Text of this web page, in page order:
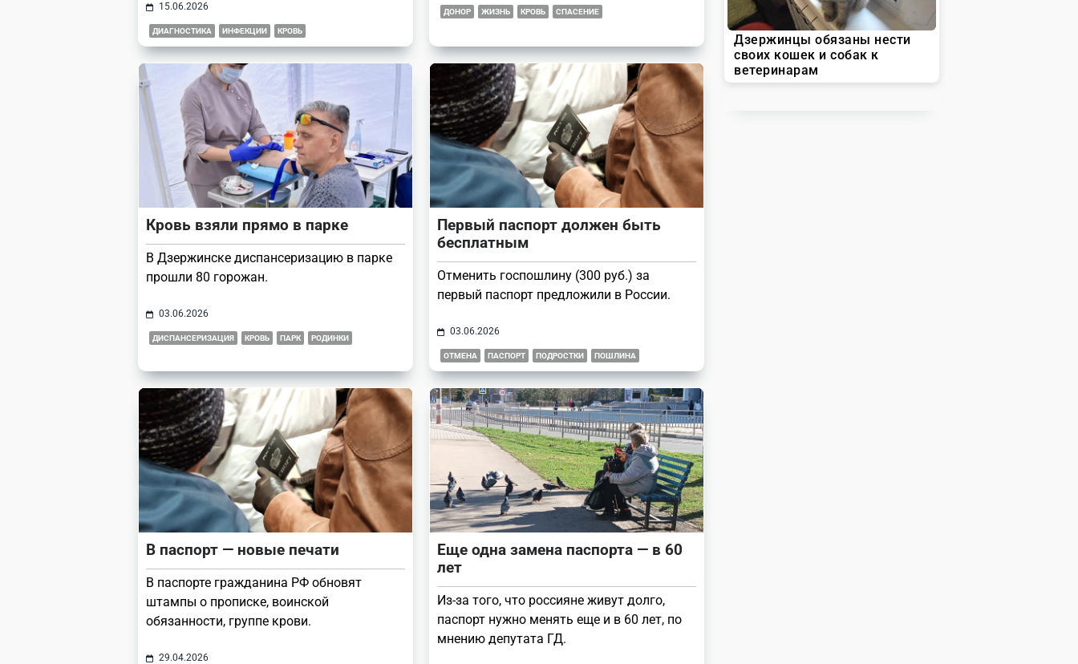
15.06.2026
ДИАГНОСТИКА ИНФЕКЦИИ КРОВЬ
ДОНОР ЖИЗНЬ КРОВЬ СПАСЕНИЕ
Кровь взяли прямо в парке
В Дзержинске диспансеризацию в парке
прошли 80 горожан.
03.06.2026
ДИСПАНСЕРИЗАЦИЯ КРОВЬ ПАРК РОДИНКИ
Первый паспорт должен быть
бесплатным
Отменить госпошлину (300 руб.) за
первый паспорт предложили в России.
03.06.2026
ОТМЕНА ПАСПОРТ ПОДРОСТКИ ПОШЛИНА
В паспорт — новые печати
В паспорте гражданина РФ обновят
штампы о прописке, воинской
обязанности, группе крови.
29.04.2026
Еще одна замена паспорта — в 60
лет
Из-за того, что россияне живут долго,
паспорт нужно менять еще и в 60 лет, по
мнению депутата ГД.